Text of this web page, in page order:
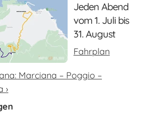
Jeden Abend
vom 1. Juli bis
31. August
Fahrplan
Marciana – Poggio –
›